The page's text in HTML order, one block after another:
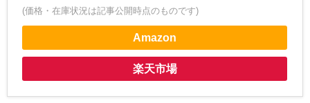
(価格・在庫状況は記事公開時点のものです)
Amazon
楽天市場